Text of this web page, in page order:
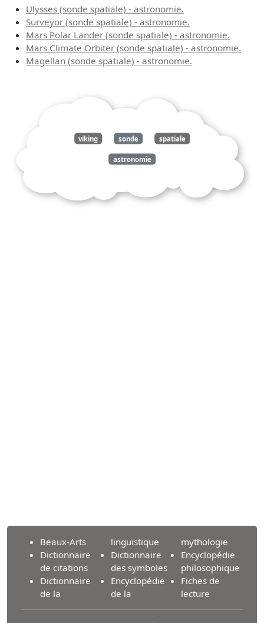
Ulysses (sonde spatiale) - astronomie.
Surveyor (sonde spatiale) - astronomie.
Mars Polar Lander (sonde spatiale) - astronomie.
Mars Climate Orbiter (sonde spatiale) - astronomie.
Magellan (sonde spatiale) - astronomie.
viking sonde spatiale
astronomie
Beaux-Arts
Dictionnaire
de citations
Dictionnaire
de la
linguistique
Dictionnaire
des symboles
Encyclopédie
de la
mythologie
Encyclopédie
philosophique
Fiches de
lecture